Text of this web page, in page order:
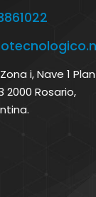
i, Nave 1
2000 Rosario,